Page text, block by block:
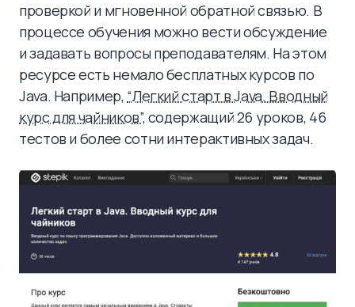
проверкой и мгновенной обратной связью. В
процессе обучения можно вести обсуждение
и задавать вопросы преподавателям. На этом
ресурсе есть немало бесплатных курсов по
Java. Например, “Легкий старт в Java. Вводный
курс для чайников”, содержащий 26 уроков, 46
тестов и более сотни интерактивных задач.